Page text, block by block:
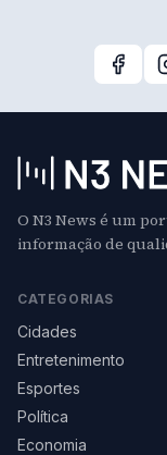
O N3 News é um
informação de
CATEGORIAS
Cidades
Entretenimento
Esportes
Política
Economia